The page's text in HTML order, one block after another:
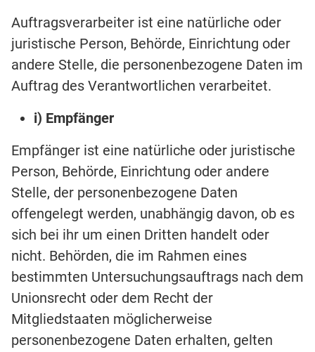
Auftragsverarbeiter ist eine natürliche oder
juristische Person, Behörde, Einrichtung oder
andere Stelle, die personenbezogene Daten im
Auftrag des Verantwortlichen verarbeitet.
i) Empfänger
Empfänger ist eine natürliche oder juristische
Person, Behörde, Einrichtung oder andere
Stelle, der personenbezogene Daten
offengelegt werden, unabhängig davon, ob es
sich bei ihr um einen Dritten handelt oder
nicht. Behörden, die im Rahmen eines
bestimmten Untersuchungsauftrags nach dem
Unionsrecht oder dem Recht der
Mitgliedstaaten möglicherweise
personenbezogene Daten erhalten, gelten